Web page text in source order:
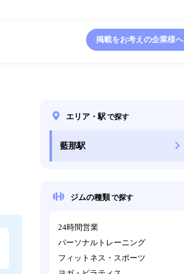
掲載をお考えの企業様へ
エリア・駅で探す
藍那駅
ジムの種類で探す
24時間営業
パーソナルトレーニング
フィットネス・スポーツ